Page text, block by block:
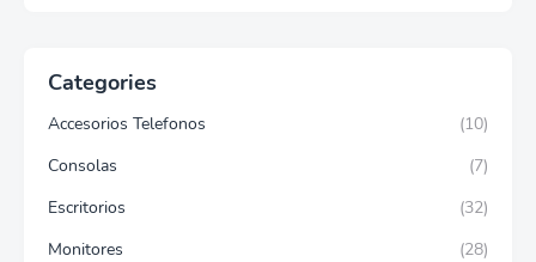
Categories
Accesorios Telefonos
(10)
Consolas
(7)
Escritorios
(32)
Monitores
(28)